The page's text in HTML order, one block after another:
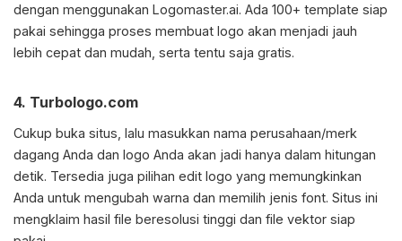
dengan menggunakan Logomaster.ai. Ada 100+ template siap
pakai sehingga proses membuat logo akan menjadi jauh
lebih cepat dan mudah, serta tentu saja gratis.
4. Turbologo.com
Cukup buka situs, lalu masukkan nama perusahaan/merk
dagang Anda dan logo Anda akan jadi hanya dalam hitungan
detik. Tersedia juga pilihan edit logo yang memungkinkan
Anda untuk mengubah warna dan memilih jenis font. Situs ini
mengklaim hasil file beresolusi tinggi dan file vektor siap